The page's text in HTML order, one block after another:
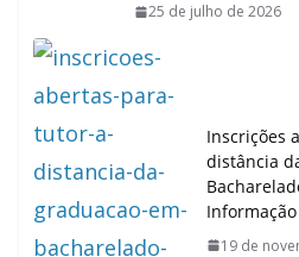
25 de julho de 2026
Inscrições
distância
Informação
19 de